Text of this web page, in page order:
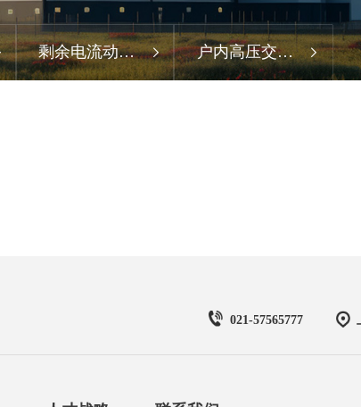
剩余电流动作
断路器
户内高压交流
真空断路器
021-57565777